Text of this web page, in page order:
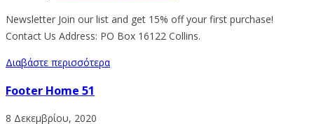
Newsletter Join our list and get 15% off your first purchase!
Contact Us Address: PO Box 16122 Collins.
Διαβάστε περισσότερα
Footer Home 51
8 Δεκεμβρίου, 2020